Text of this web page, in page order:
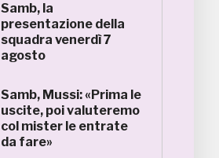
Samb, la
presentazione della
squadra venerdì 7
agosto
Samb, Mussi: «Prima le
uscite, poi valuteremo
col mister le entrate
da fare»